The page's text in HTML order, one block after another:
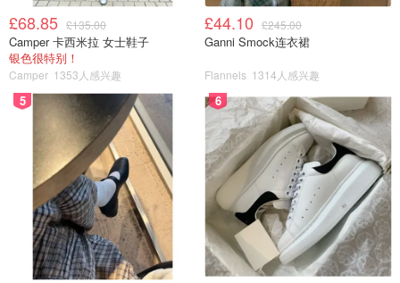
图片来源于@Shein，版权属于原作者
£68.85 £135.00
Camper 卡西米拉 女士鞋子
银色很特别！
Camper 1353人感兴趣
£44.10 £245.00
Ganni Smock连衣裙
Flannels 1314人感兴趣
5 6